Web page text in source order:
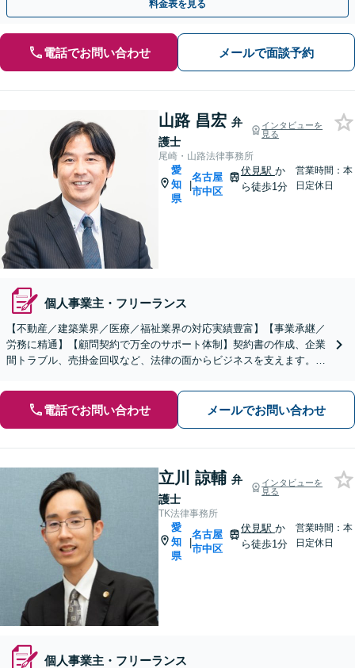
料金表を見る
電話でお問い合わせ メールで面談予約
山路 昌宏 弁
護士
インタビューを
見る
尾崎・山路法律事務所
愛
知
県
|
名古屋
市中区
伏見駅 か
ら徒歩1分
営業時間：本
日定休日
個人事業主・フリーランス
【不動産／建築業界／医療／福祉業界の対応実績豊富】【事業承継／
労務に精通】【顧問契約で万全のサポート体制】契約書の作成、企業
間トラブル、売掛金回収など、法律の面からビジネスを支えます。フ
電話でお問い合わせ メールでお問い合わせ
立川 諒輔 弁
護士
インタビューを
見る
TK法律事務所
愛
知
県
|
名古屋
市中区
伏見駅 か
ら徒歩1分
営業時間：本
日定休日
個人事業主・フリーランス